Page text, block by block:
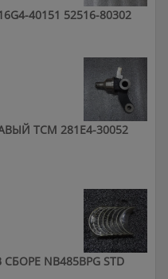
40151 52516-80302
ТСМ 281E4-30052
NB485BPG STD